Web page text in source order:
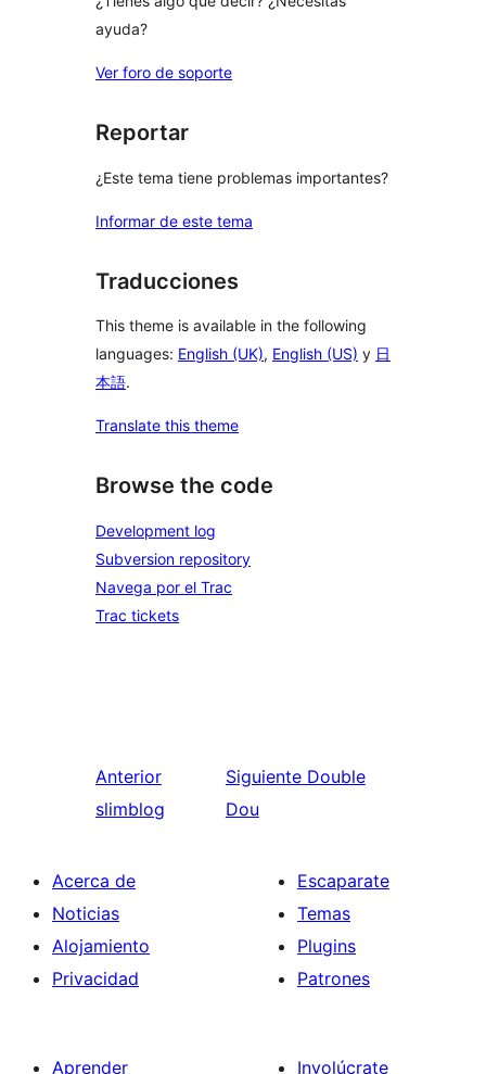
ayuda?
Ver foro de soporte
Reportar
¿Este tema tiene problemas importantes?
Informar de este tema
Traducciones
This theme is available in the following
languages: English (UK), English (US) y 日
本語.
Translate this theme
Browse the code
Development log
Subversion repository
Navega por el Trac
Trac tickets
Anterior
slimblog
Siguiente Double
Dou
Acerca de
Noticias
Alojamiento
Privacidad
Escaparate
Temas
Plugins
Patrones
Aprender
Involúcrate